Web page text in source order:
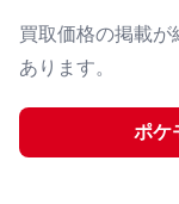
買取価格の掲載
あります。
ポケ